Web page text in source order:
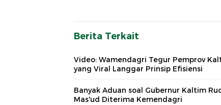
Berita Terkait
Video: Wamendagri Tegur Pemprov
yang Viral Langgar Prinsip Efisiensi
Banyak Aduan soal Gubernur Kaltim
Mas'ud Diterima Kemendagri